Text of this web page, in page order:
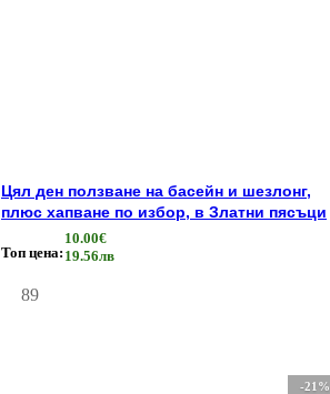
Цял ден ползване на басейн и шезлонг,
плюс хапване по избор, в Златни пясъци
Топ цена:
10.00€
19.56лв
89
-21%